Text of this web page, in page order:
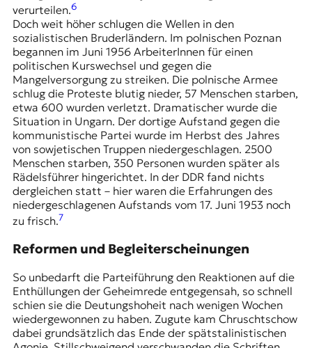
verurteilen.6
Doch weit höher schlugen die Wellen in den
sozialistischen Bruderländern. Im polnischen Poznan
begannen im Juni 1956 ArbeiterInnen für einen
politischen Kurswechsel und gegen die
Mangelversorgung zu streiken. Die polnische Armee
schlug die Proteste blutig nieder, 57 Menschen starben,
etwa 600 wurden verletzt. Dramatischer wurde die
Situation in Ungarn. Der dortige Aufstand gegen die
kommunistische Partei wurde im Herbst des Jahres
von sowjetischen Truppen niedergeschlagen. 2500
Menschen starben, 350 Personen wurden später als
Rädelsführer hingerichtet. In der DDR fand nichts
dergleichen statt – hier waren die Erfahrungen des
niedergeschlagenen Aufstands vom 17. Juni 1953 noch
zu frisch.7
Reformen und Begleiterscheinungen
So unbedarft die Parteiführung den Reaktionen auf die
Enthüllungen der Geheimrede entgegensah, so schnell
schien sie die Deutungshoheit nach wenigen Wochen
wiedergewonnen zu haben. Zugute kam Chruschtschow
dabei grundsätzlich das Ende der spätstalinistischen